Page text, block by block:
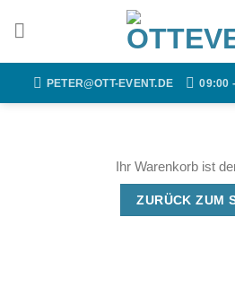
PETER@OTT-EVENT.DE 09:00
Ihr Warenkorb ist
ZURÜCK ZUM